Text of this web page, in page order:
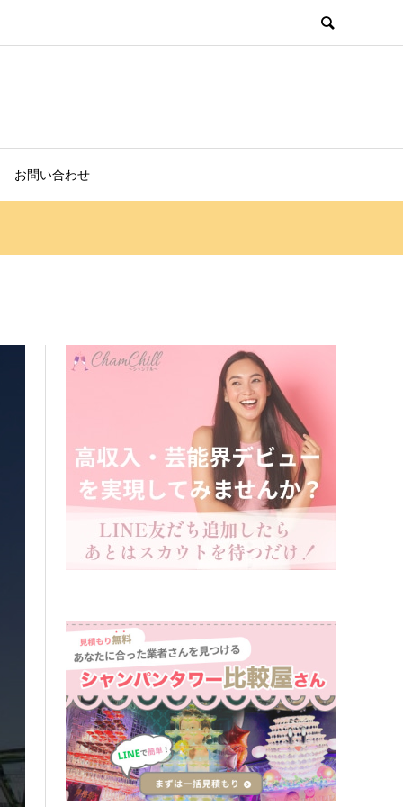
お問い合わせ